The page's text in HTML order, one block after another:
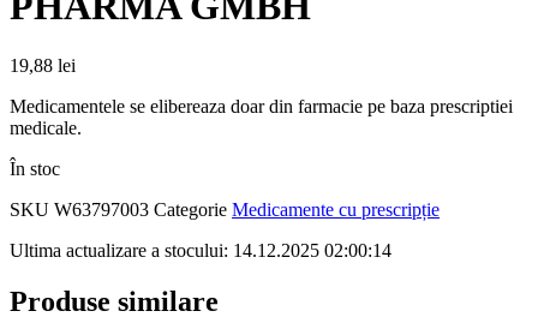
19,88 lei
Medicamentele se elibereaza doar din farmacie pe baza prescriptiei
medicale.
În stoc
SKU W63797003 Categorie Medicamente cu prescripție
Ultima actualizare a stocului: 14.12.2025 02:00:14
Produse similare